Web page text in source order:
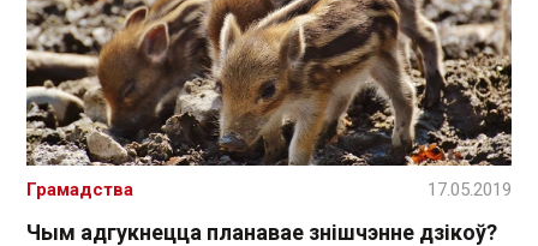
Чым адгукнецца планавае знішчэнне дзікоў?
Грамадства 17.05.2019